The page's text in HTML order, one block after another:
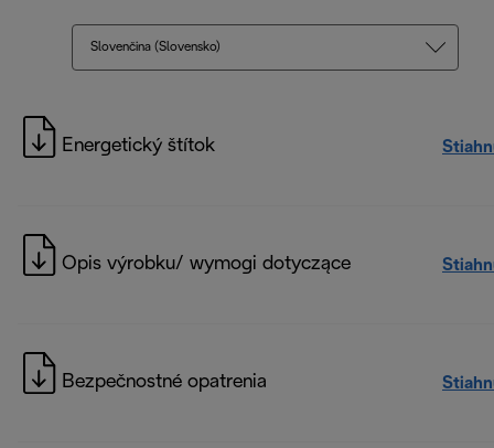
Slovenčina (Slovensko)
Energetický štítok
Opis výrobku/ wymogi dotyczące
Bezpečnostné opatrenia